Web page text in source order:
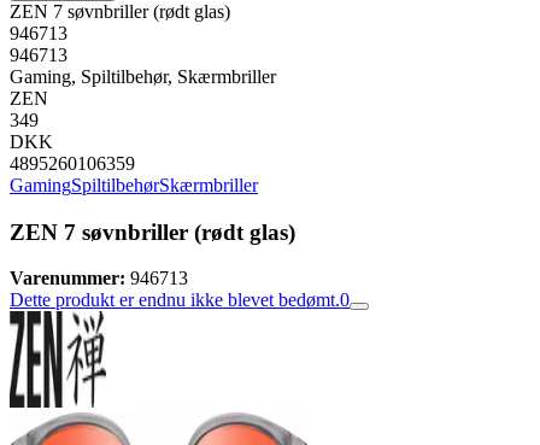
ZEN 7 søvnbriller (rødt glas)
946713
946713
Gaming, Spiltilbehør, Skærmbriller
ZEN
349
DKK
4895260106359
GamingSpiltilbehørSkærmbriller
ZEN 7 søvnbriller (rødt glas)
Varenummer: 946713
Dette produkt er endnu ikke blevet bedømt.0